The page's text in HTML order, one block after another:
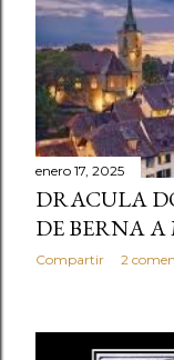
enero 17, 2025
DRACULA
DE BERNA
Compartir 2